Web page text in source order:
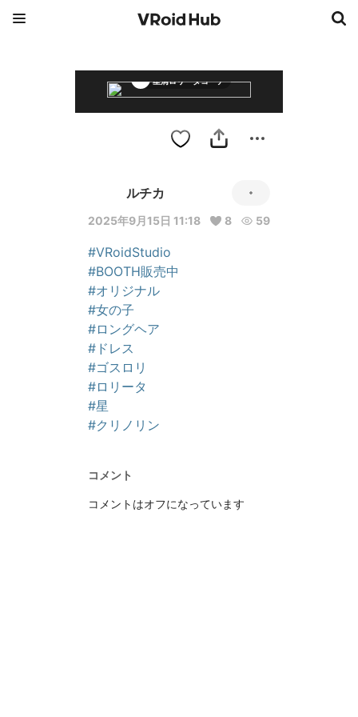
星屑ロリータコーデ
ルチカ
2025年9月15日 11:18 8 59
#VRoidStudio
#BOOTH販売中
#オリジナル
#女の子
#ロングヘア
#ドレス
#ゴスロリ
#ロリータ
#星
#クリノリン
コメント
コメントはオフになっています